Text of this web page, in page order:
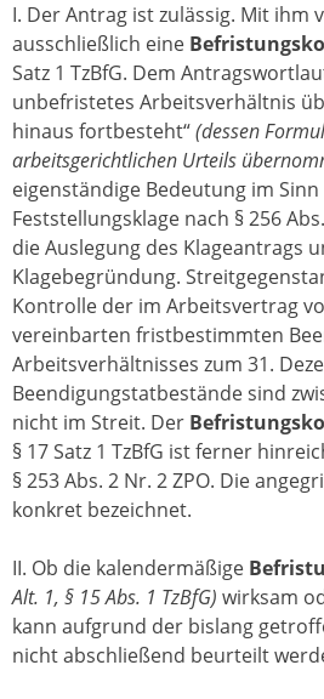
I. Der Antrag ist zulässig. Mit ihm
ausschließlich eine
Satz 1 TzBfG. Dem
unbefristetes Arbeitsverhältnis
hinaus fortbesteht“(dessen
arbeitsgerichtlichen Urteils
eigenständige Bedeutung im
Feststellungsklage nach § 256
die Auslegung des Klageantrags
Klagebegründung.
Kontrolle der im Arbeitsvertrag
vereinbarten fristbestimmten
Arbeitsverhältnisses zum 31.
Beendigungstatbestände sind
nicht im Streit. Der
§ 17 Satz 1 TzBfG ist ferner
§ 253 Abs. 2 Nr. 2 ZPO. Die
konkret bezeichnet.
II. Ob die kalendermäßige
Alt. 1, § 15 Abs. 1 TzBfG) wirksam
kann aufgrund der bislang
nicht abschließend beurteilt